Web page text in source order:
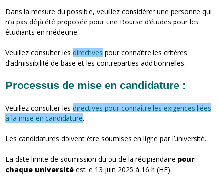
Dans la mesure du possible, veuillez considérer une personne qui
n’a pas déjà été proposée pour une Bourse d’études pour les
étudiants en médecine.
Veuillez consulter les directives pour connaître les critères
d’admissibilité de base et les contreparties additionnelles.
Processus de mise en candidature :
Veuillez consulter les directives pour connaître les exigences liées
à la mise en candidature.
Les candidatures doivent être soumises en ligne par l’université.
La date limite de soumission du ou de la récipiendaire pour
chaque université est le 13 juin 2025 à 16 h (HE).